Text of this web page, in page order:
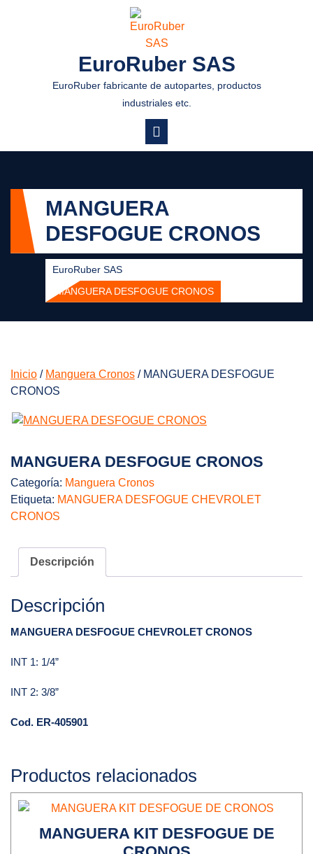
EuroRuber SAS
EuroRuber fabricante de autopartes, productos
industriales etc.
MANGUERA
DESFOGUE CRONOS
EuroRuber SAS
MANGUERA DESFOGUE CRONOS
Inicio / Manguera Cronos / MANGUERA DESFOGUE
CRONOS
MANGUERA DESFOGUE CRONOS
Categoría: Manguera Cronos
Etiqueta: MANGUERA DESFOGUE CHEVROLET
CRONOS
Descripción
Descripción
MANGUERA DESFOGUE CHEVROLET CRONOS
INT 1: 1/4”
INT 2: 3/8”
Cod. ER-405901
Productos relacionados
MANGUERA KIT DESFOGUE DE